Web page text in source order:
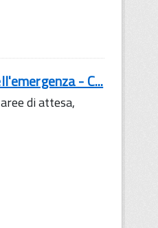
- C...
di attesa,